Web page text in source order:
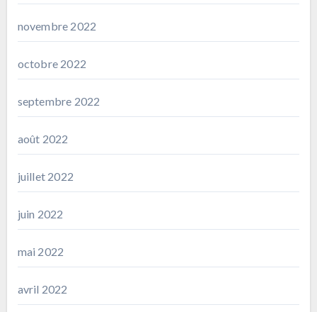
novembre 2022
octobre 2022
septembre 2022
août 2022
juillet 2022
juin 2022
mai 2022
avril 2022